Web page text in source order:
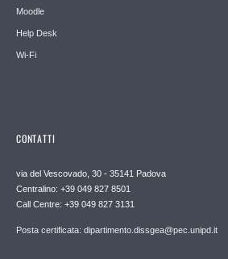
Moodle
Help Desk
Wi-Fi
CONTATTI
via del Vescovado, 30 - 35141 Padova
Centralino: +39 049 827 8501
Call Centre: +39 049 827 3131
Posta certificata: dipartimento.dissgea@pec.unipd.it